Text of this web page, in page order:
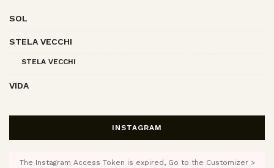
SOL
STELA VECCHI
STELA VECCHI
VIDA
INSTAGRAM
The Instagram Access Token is expired, Go to the Customizer >